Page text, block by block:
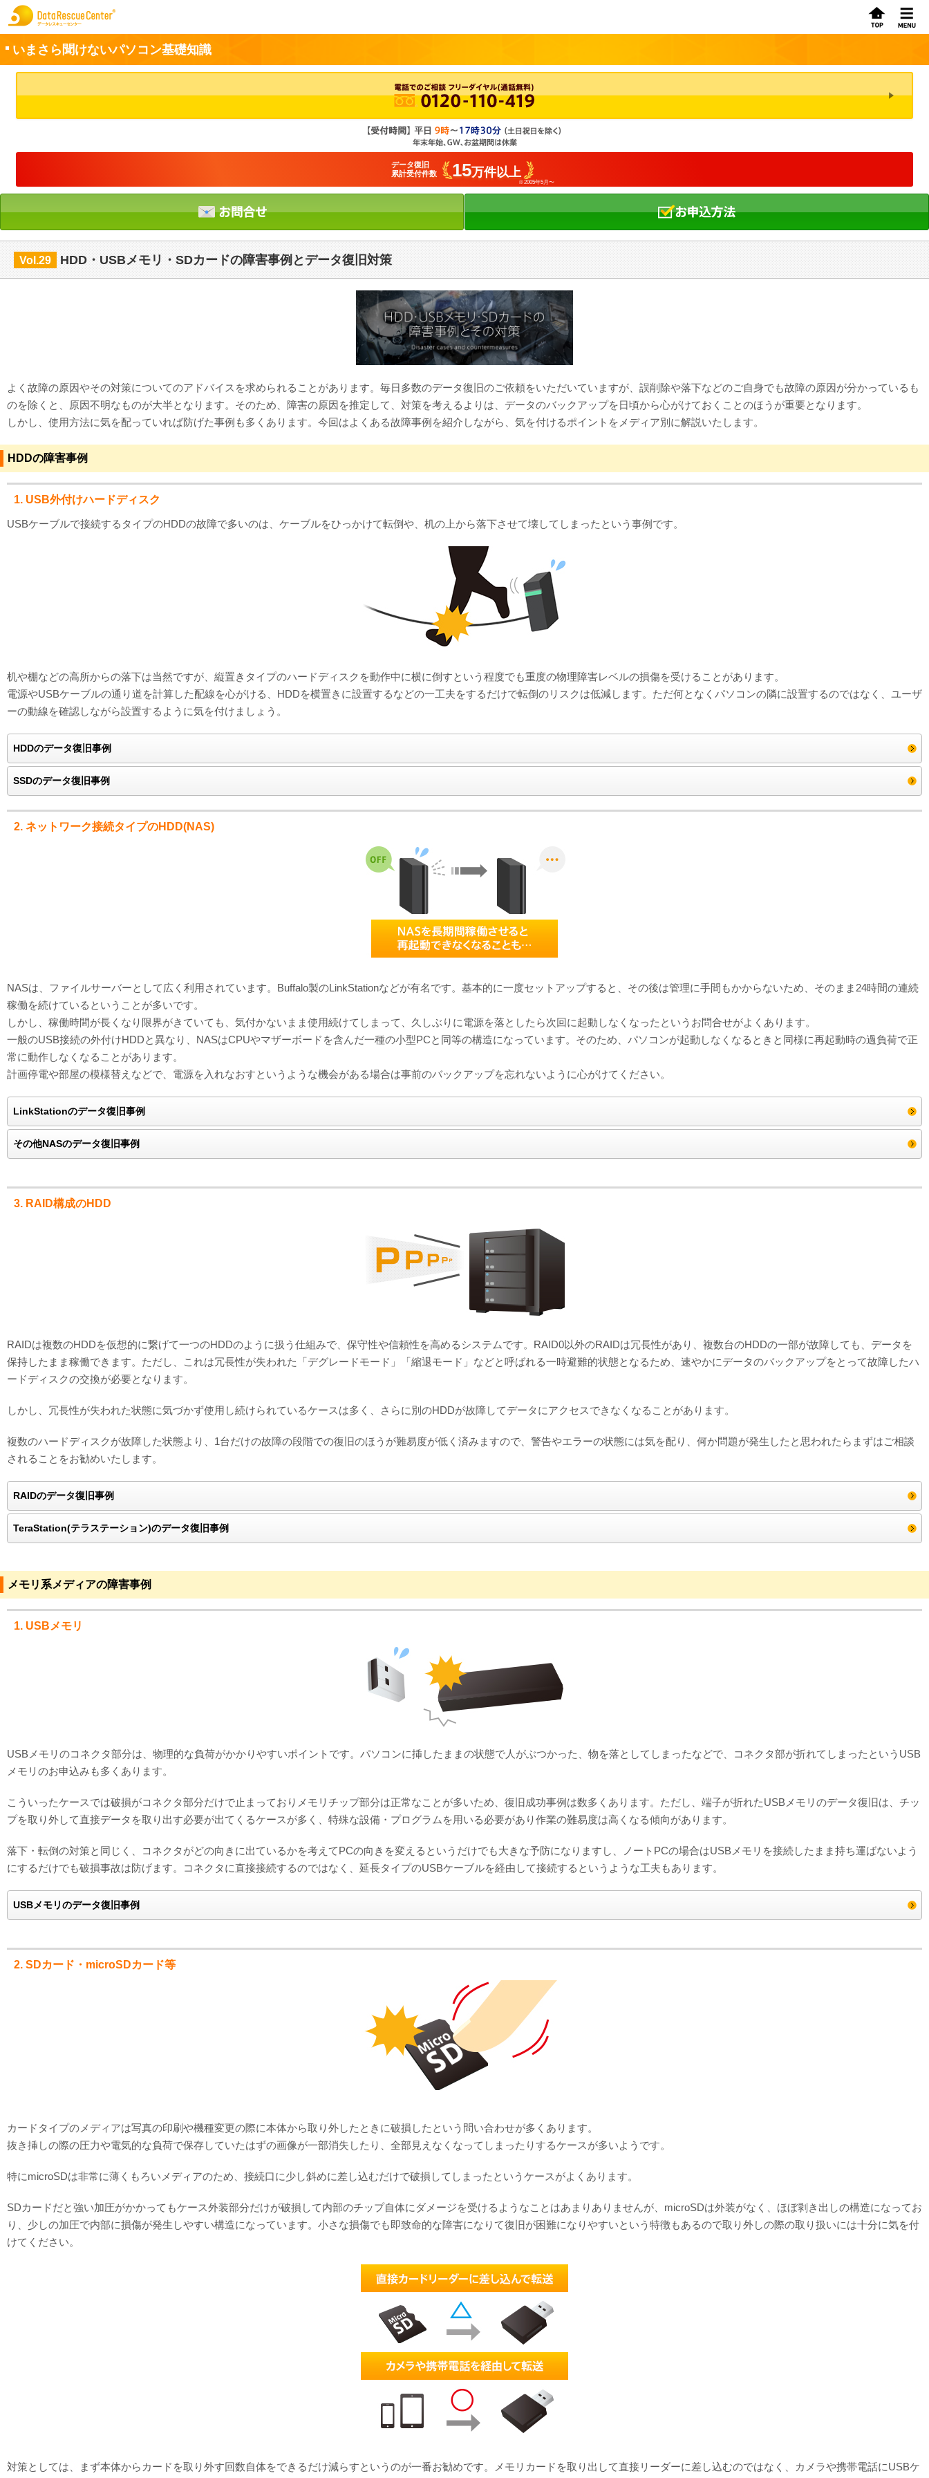
いまさら聞けないパソコン基礎知識
データ復旧
累計受付件数
15万件以上
※2005年5月〜
Vol.29 HDD・USBメモリ・SDカードの障害事例とデータ復旧対策
よく故障の原因やその対策についてのアドバイスを求められることがあります。毎日多数のデータ復旧のご依頼をいただいていますが、誤削除や落下などのご自身でも故障の原因が分かっているも
のを除くと、原因不明なものが大半となります。そのため、障害の原因を推定して、対策を考えるよりは、データのバックアップを日頃から心がけておくことのほうが重要となります。
しかし、使用方法に気を配っていれば防げた事例も多くあります。今回はよくある故障事例を紹介しながら、気を付けるポイントをメディア別に解説いたします。
HDDの障害事例
1. USB外付けハードディスク
USBケーブルで接続するタイプのHDDの故障で多いのは、ケーブルをひっかけて転倒や、机の上から落下させて壊してしまったという事例です。
机や棚などの高所からの落下は当然ですが、縦置きタイプのハードディスクを動作中に横に倒すという程度でも重度の物理障害レベルの損傷を受けることがあります。
電源やUSBケーブルの通り道を計算した配線を心がける、HDDを横置きに設置するなどの一工夫をするだけで転倒のリスクは低減します。ただ何となくパソコンの隣に設置するのではなく、ユーザ
ーの動線を確認しながら設置するように気を付けましょう。
HDDのデータ復旧事例
SSDのデータ復旧事例
2. ネットワーク接続タイプのHDD(NAS)
NASは、ファイルサーバーとして広く利用されています。Buffalo製のLinkStationなどが有名です。基本的に一度セットアップすると、その後は管理に手間もかからないため、そのまま24時間の連続
稼働を続けているということが多いです。
しかし、稼働時間が長くなり限界がきていても、気付かないまま使用続けてしまって、久しぶりに電源を落としたら次回に起動しなくなったというお問合せがよくあります。
一般のUSB接続の外付けHDDと異なり、NASはCPUやマザーボードを含んだ一種の小型PCと同等の構造になっています。そのため、パソコンが起動しなくなるときと同様に再起動時の過負荷で正
常に動作しなくなることがあります。
計画停電や部屋の模様替えなどで、電源を入れなおすというような機会がある場合は事前のバックアップを忘れないように心がけてください。
LinkStationのデータ復旧事例
その他NASのデータ復旧事例
3. RAID構成のHDD
RAIDは複数のHDDを仮想的に繋げて一つのHDDのように扱う仕組みで、保守性や信頼性を高めるシステムです。RAID0以外のRAIDは冗長性があり、複数台のHDDの一部が故障しても、データを
保持したまま稼働できます。ただし、これは冗長性が失われた「デグレードモード」「縮退モード」などと呼ばれる一時避難的状態となるため、速やかにデータのバックアップをとって故障したハ
ードディスクの交換が必要となります。
しかし、冗長性が失われた状態に気づかず使用し続けられているケースは多く、さらに別のHDDが故障してデータにアクセスできなくなることがあります。
複数のハードディスクが故障した状態より、1台だけの故障の段階での復旧のほうが難易度が低く済みますので、警告やエラーの状態には気を配り、何か問題が発生したと思われたらまずはご相談
されることをお勧めいたします。
RAIDのデータ復旧事例
TeraStation(テラステーション)のデータ復旧事例
メモリ系メディアの障害事例
1. USBメモリ
USBメモリのコネクタ部分は、物理的な負荷がかかりやすいポイントです。パソコンに挿したままの状態で人がぶつかった、物を落としてしまったなどで、コネクタ部が折れてしまったというUSB
メモリのお申込みも多くあります。
こういったケースでは破損がコネクタ部分だけで止まっておりメモリチップ部分は正常なことが多いため、復旧成功事例は数多くあります。ただし、端子が折れたUSBメモリのデータ復旧は、チッ
プを取り外して直接データを取り出す必要が出てくるケースが多く、特殊な設備・プログラムを用いる必要があり作業の難易度は高くなる傾向があります。
落下・転倒の対策と同じく、コネクタがどの向きに出ているかを考えてPCの向きを変えるというだけでも大きな予防になりますし、ノートPCの場合はUSBメモリを接続したまま持ち運ばないよう
にするだけでも破損事故は防げます。コネクタに直接接続するのではなく、延長タイプのUSBケーブルを経由して接続するというような工夫もあります。
USBメモリのデータ復旧事例
2. SDカード・microSDカード等
カードタイプのメディアは写真の印刷や機種変更の際に本体から取り外したときに破損したという問い合わせが多くあります。
抜き挿しの際の圧力や電気的な負荷で保存していたはずの画像が一部消失したり、全部見えなくなってしまったりするケースが多いようです。
特にmicroSDは非常に薄くもろいメディアのため、接続口に少し斜めに差し込むだけで破損してしまったというケースがよくあります。
SDカードだと強い加圧がかかってもケース外装部分だけが破損して内部のチップ自体にダメージを受けるようなことはあまりありませんが、microSDは外装がなく、ほぼ剥き出しの構造になってお
り、少しの加圧で内部に損傷が発生しやすい構造になっています。小さな損傷でも即致命的な障害になりて復旧が困難になりやすいという特徴もあるので取り外しの際の取り扱いには十分に気を付
けてください。
対策としては、まず本体からカードを取り外す回数自体をできるだけ減らすというのが一番お勧めです。メモリカードを取り出して直接リーダーに差し込むのではなく、カメラや携帯電話にUSBケ
お申込方法
初めてのお客さまへ
サービスの流れ
データレスキューセンターの特徴
データ復旧料金
データ復旧特集
データ復旧のウソ？ホント？
プライバシーマーク認定
ISO27001(ISMS)認証